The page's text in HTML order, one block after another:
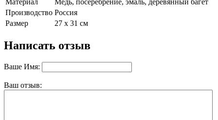
Материал
Медь, посеребрение, эмаль, деревянный багет
Производство Россия
Размер
27 х 31 см
Написать отзыв
Ваше Имя:
Ваш отзыв: